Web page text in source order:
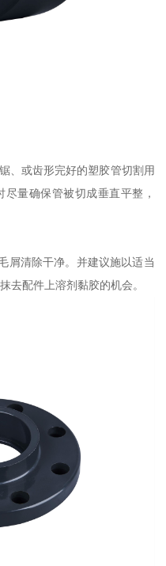
、或齿形完好的塑胶管切割用
量确保管被切成垂直平整，
屑清除干净。并建议施以适当
去配件上溶剂黏胶的机会。